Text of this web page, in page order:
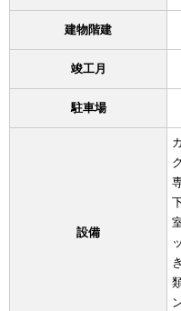
建物階建
竣工月
駐車場
設備